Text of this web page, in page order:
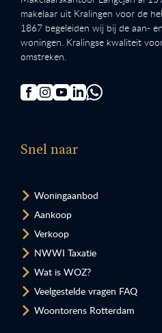
makelaar uit Kralingen voor de
1867 begeleiden wij bij de aan-
woningen. Kralingse kwaliteit
omstreken.
Snel naar
Woningaanbod
Aankoop
Verkoop
NWWI Taxatie
Wat is WOZ?
Veelgestelde vragen FAQ
Woontorens Rotterdam